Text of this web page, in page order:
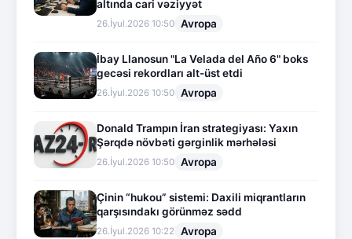
altında cari vəziyyət
26.İyul.2026 10:50 Avropa
İbay Llanosun "La Velada del Año 6" boks
gecəsi rekordları alt-üst etdi
26.İyul.2026 10:50 Avropa
Donald Trampın İran strategiyası: Yaxın
Şərqdə növbəti gərginlik mərhələsi
26.İyul.2026 10:50 Avropa
Çinin “hukou” sistemi: Daxili miqrantların
qarşısındakı görünməz sədd
26.İyul.2026 10:22 Avropa